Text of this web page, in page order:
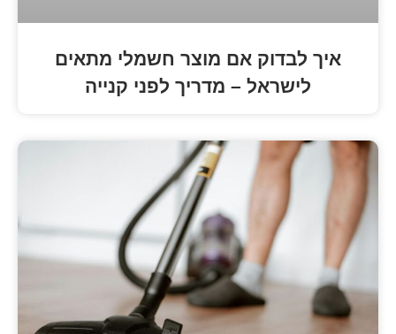
אם מוצר חשמלי מתאים
– מדריך לפני קנייה